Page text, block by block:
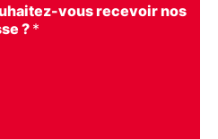
vous recevoir nos
? *